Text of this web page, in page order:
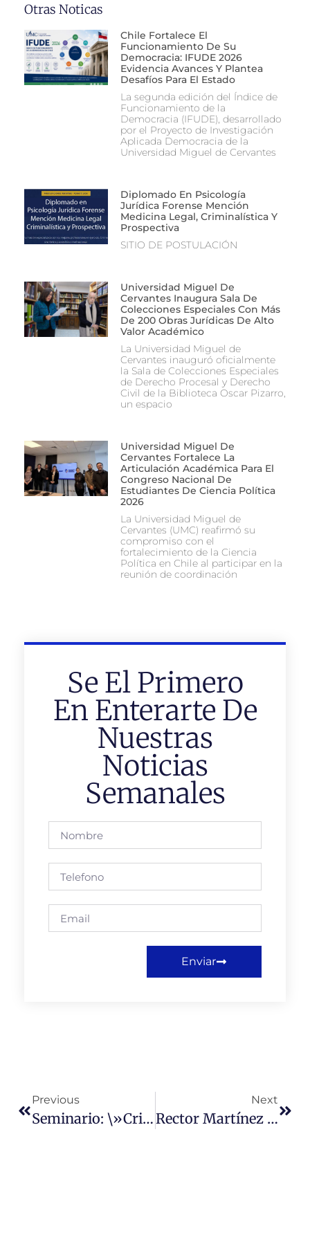
Otras Noticas
Chile Fortalece El
Funcionamiento De Su
Democracia: IFUDE 2026
Evidencia Avances Y Plantea
Desafíos Para El Estado
La segunda edición del Índice de
Funcionamiento de la
Democracia (IFUDE), desarrollado
por el Proyecto de Investigación
Aplicada Democracia de la
Universidad Miguel de Cervantes
Diplomado En Psicología
Jurídica Forense Mención
Medicina Legal, Criminalística Y
Prospectiva
SITIO DE POSTULACIÓN
Universidad Miguel De
Cervantes Inaugura Sala De
Colecciones Especiales Con Más
De 200 Obras Jurídicas De Alto
Valor Académico
La Universidad Miguel de
Cervantes inauguró oficialmente
la Sala de Colecciones Especiales
de Derecho Procesal y Derecho
Civil de la Biblioteca Oscar Pizarro,
un espacio
Universidad Miguel De
Cervantes Fortalece La
Articulación Académica Para El
Congreso Nacional De
Estudiantes De Ciencia Política
2026
La Universidad Miguel de
Cervantes (UMC) reafirmó su
compromiso con el
fortalecimiento de la Ciencia
Política en Chile al participar en la
reunión de coordinación
Se El Primero
En Enterarte De
Nuestras
Noticias
Semanales
Enviar
Previous
Seminario: \»Crisis, Sindicalismo Y Trabajo Decente\».
Next
Rector Martínez Participará En Seminario Internacional \»Democracia Y Constituyente En Chile\».